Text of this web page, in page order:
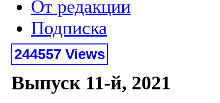
От редакции
Подписка
244557 Views
Выпуск 11-й, 2021